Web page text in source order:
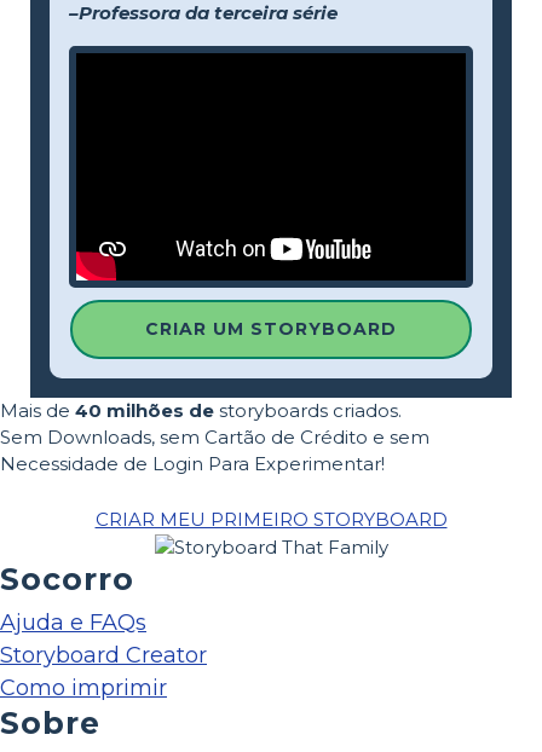
–Professora da terceira série
CRIAR UM STORYBOARD
Mais de 40 milhões de storyboards criados.
Sem Downloads, sem Cartão de Crédito e sem
Necessidade de Login Para Experimentar!
CRIAR MEU PRIMEIRO STORYBOARD
Socorro
Ajuda e FAQs
Storyboard Creator
Como imprimir
Sobre